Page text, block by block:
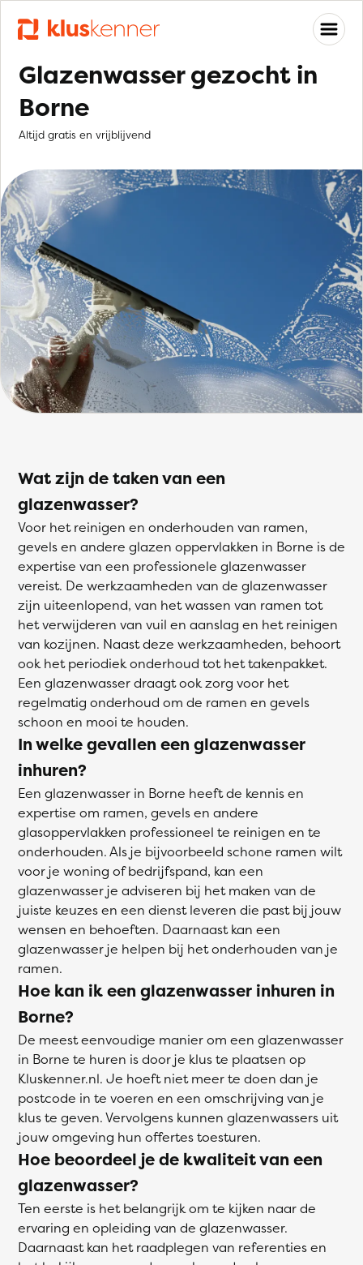
Glazenwasser gezocht in
Borne
Altijd gratis en vrijblijvend
Wat zijn de taken van een
glazenwasser?
Voor het reinigen en onderhouden van ramen,
gevels en andere glazen oppervlakken in Borne is de
expertise van een professionele glazenwasser
vereist. De werkzaamheden van de glazenwasser
zijn uiteenlopend, van het wassen van ramen tot
het verwijderen van vuil en aanslag en het reinigen
van kozijnen. Naast deze werkzaamheden, behoort
ook het periodiek onderhoud tot het takenpakket.
Een glazenwasser draagt ook zorg voor het
regelmatig onderhoud om de ramen en gevels
schoon en mooi te houden.
In welke gevallen een glazenwasser
inhuren?
Een glazenwasser in Borne heeft de kennis en
expertise om ramen, gevels en andere
glasoppervlakken professioneel te reinigen en te
onderhouden. Als je bijvoorbeeld schone ramen wilt
voor je woning of bedrijfspand, kan een
glazenwasser je adviseren bij het maken van de
juiste keuzes en een dienst leveren die past bij jouw
wensen en behoeften. Daarnaast kan een
glazenwasser je helpen bij het onderhouden van je
ramen.
Hoe kan ik een glazenwasser inhuren in
Borne?
De meest eenvoudige manier om een glazenwasser
in Borne te huren is door je klus te plaatsen op
Kluskenner.nl. Je hoeft niet meer te doen dan je
postcode in te voeren en een omschrijving van je
klus te geven. Vervolgens kunnen glazenwassers uit
jouw omgeving hun offertes toesturen.
Hoe beoordeel je de kwaliteit van een
glazenwasser?
Ten eerste is het belangrijk om te kijken naar de
ervaring en opleiding van de glazenwasser.
Daarnaast kan het raadplegen van referenties en